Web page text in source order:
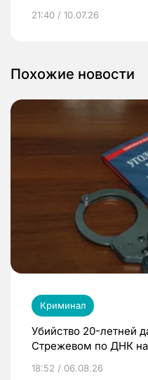
21:40 / 10.07.26
Похожие новости
Криминал
Убийство 20-летней
Стрежевом по ДНК на
18:52 / 06.08.26